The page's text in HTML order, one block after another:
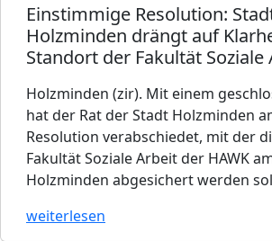
Einstimmige Resolution:
Holzminden drängt auf
Standort der Fakultät Soziale
Holzminden (zir). Mit einem
hat der Rat der Stadt Holzminden
Resolution verabschiedet, mit der
Fakultät Soziale Arbeit der HAWK
Holzminden abgesichert werden
weiterlesen